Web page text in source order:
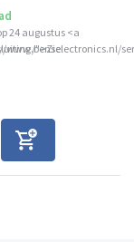
">Zie
24 augustus <a
www.benselectronics.nl/